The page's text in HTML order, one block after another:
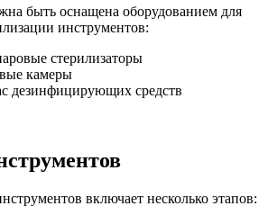
быть оснащена оборудованием для
инструментов:
стерилизаторы
камеры
дезинфицирующих средств
включает несколько этапов: